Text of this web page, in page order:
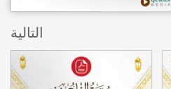
التالية